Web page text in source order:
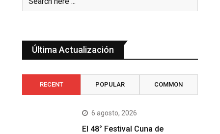
Última Actualización
RECENT POPULAR COMMON
6 agosto, 2026
El 48° Festival Cuna de